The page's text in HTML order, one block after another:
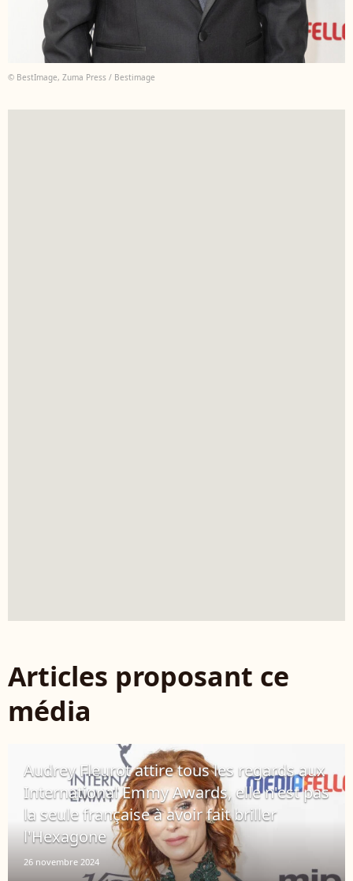
© BestImage, Zuma Press / Bestimage
Articles proposant ce
média
Audrey Fleurot attire tous les regards aux
International Emmy Awards, elle n'est pas
la seule française à avoir fait briller
l'Hexagone
26 novembre 2024